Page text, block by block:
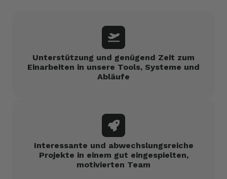
Unterstützung und genügend Zeit zum
Einarbeiten in unsere Tools, Systeme und
Abläufe
Interessante und abwechslungsreiche
Projekte in einem gut eingespielten,
motivierten Team